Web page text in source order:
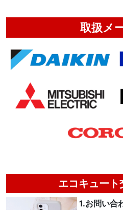
取扱メ
エコキュート
1.お問い合